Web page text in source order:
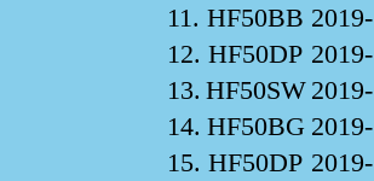
11. HF50BB
12. HF50DP
13. HF50SW
14. HF50BG
15. HF50DP